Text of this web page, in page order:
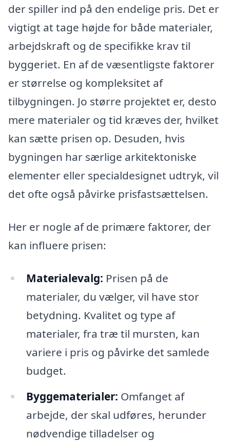
der spiller ind på den endelige pris. Det er
vigtigt at tage højde for både materialer,
arbejdskraft og de specifikke krav til
byggeriet. En af de væsentligste faktorer
er størrelse og kompleksitet af
tilbygningen. Jo større projektet er, desto
mere materialer og tid kræves der, hvilket
kan sætte prisen op. Desuden, hvis
bygningen har særlige arkitektoniske
elementer eller specialdesignet udtryk, vil
det ofte også påvirke prisfastsættelsen.
Her er nogle af de primære faktorer, der
kan influere prisen:
Materialevalg: Prisen på de
materialer, du vælger, vil have stor
betydning. Kvalitet og type af
materialer, fra træ til mursten, kan
variere i pris og påvirke det samlede
budget.
Byggematerialer: Omfanget af
arbejde, der skal udføres, herunder
nødvendige tilladelser og